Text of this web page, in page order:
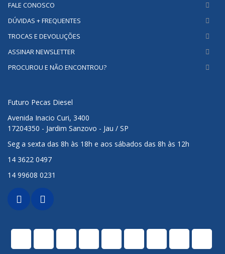
FALE CONOSCO
DÚVIDAS + FREQUENTES
TROCAS E DEVOLUÇÕES
ASSINAR NEWSLETTER
PROCUROU E NÃO ENCONTROU?
Futuro Pecas Diesel
Avenida Inacio Curi, 3400
17204350 - Jardim Sanzovo - Jau / SP
Seg a sexta das 8h às 18h e aos sábados das 8h às 12h
14 3622 0497
14 99608 0231